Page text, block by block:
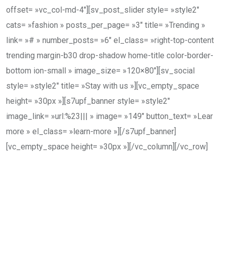
offset= »vc_col-md-4″][sv_post_slider style= »style2″
cats= »fashion » posts_per_page= »3″ title= »Trending »
link= »# » number_posts= »6″ el_class= »right-top-content
trending margin-b30 drop-shadow home-title color-border-
bottom ion-small » image_size= »120×80″][sv_social
style= »style2″ title= »Stay with us »][vc_empty_space
height= »30px »][s7upf_banner style= »style2″
image_link= »url:%23||| » image= »149″ button_text= »Lear
more » el_class= »learn-more »][/s7upf_banner]
[vc_empty_space height= »30px »][/vc_column][/vc_row]